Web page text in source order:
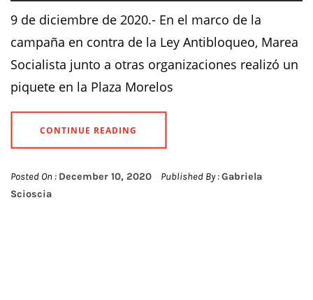
9 de diciembre de 2020.- En el marco de la
campaña en contra de la Ley Antibloqueo, Marea
Socialista junto a otras organizaciones realizó un
piquete en la Plaza Morelos
CONTINUE READING
Posted On : December 10, 2020 Published By :Gabriela
Scioscia